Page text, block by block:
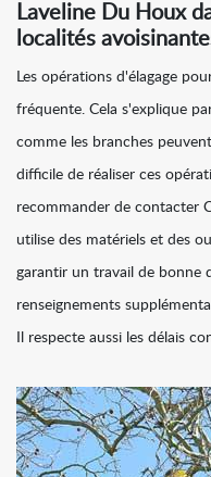
Laveline Du Houx
localités
Les opérations d'élagage
fréquente. Cela s'explique
comme les branches
difficile de réaliser ces
recommander de contacter
utilise des matériels et des
garantir un travail de bonne
renseignements
Il respecte aussi les délais